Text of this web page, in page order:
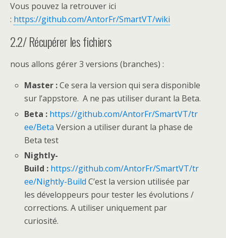
Vous pouvez la retrouver ici
: https://github.com/AntorFr/SmartVT/wiki
2.2/ Récupérer les fichiers
nous allons gérer 3 versions (branches) :
Master :Ce sera la version qui sera disponible
sur l’appstore. A ne pas utiliser durant la Beta.
Beta : https://github.com/AntorFr/SmartVT/tr
ee/Beta Version a utiliser durant la phase de
Beta test
Nightly-
Build : https://github.com/AntorFr/SmartVT/tr
ee/Nightly-Build C’est la version utilisée par
les développeurs pour tester les évolutions /
corrections. A utiliser uniquement par
curiosité.